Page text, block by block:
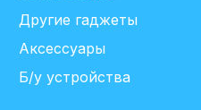
Другие гаджеты
Аксессуары
Б/у устройства